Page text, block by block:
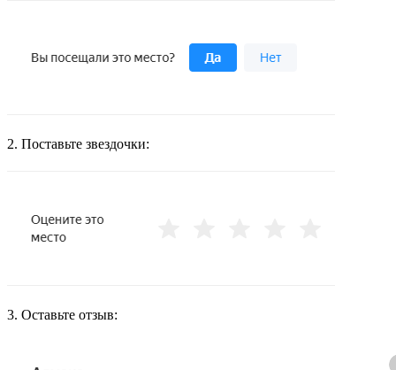
2. Поставьте звездочки:
3. Оставьте отзыв: